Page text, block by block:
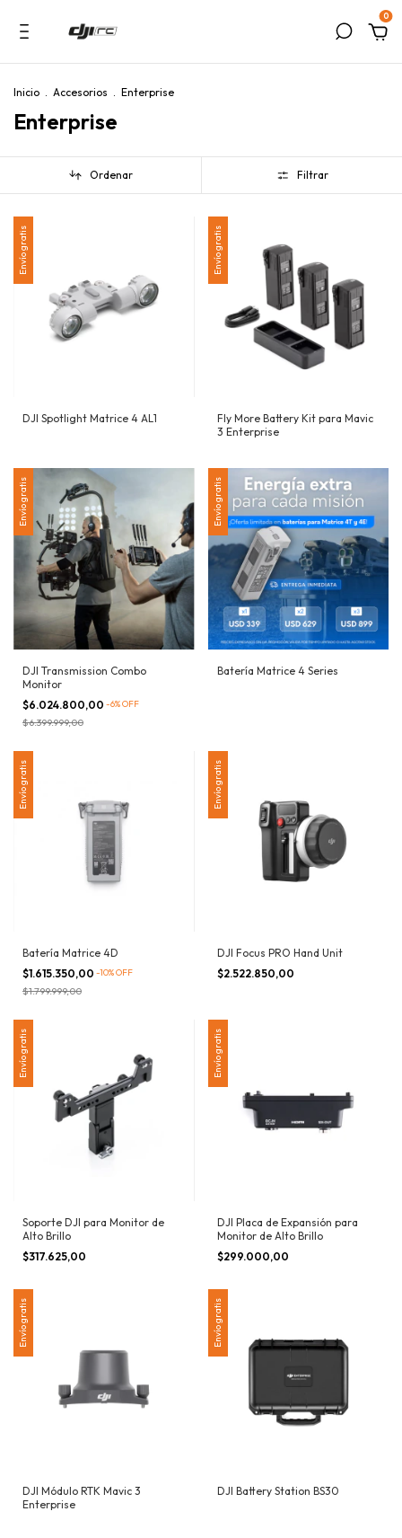
0
Inicio . Accesorios . Enterprise
Enterprise
Ordenar Filtrar
Envío gratis
DJI Spotlight Matrice 4 AL1
Envío gratis
Fly More Battery Kit para Mavic
3 Enterprise
Envío gratis
DJI Transmission Combo
Monitor
$6.024.800,00 -6%OFF
$6.399.999,00
Envío gratis
Batería Matrice 4 Series
Envío gratis
Batería Matrice 4D
$1.615.350,00 -10%OFF
$1.799.999,00
Envío gratis
DJI Focus PRO Hand Unit
$2.522.850,00
Envío gratis
Soporte DJI para Monitor de
Alto Brillo
$317.625,00
Envío gratis
DJI Placa de Expansión para
Monitor de Alto Brillo
$299.000,00
Envío gratis
DJI Módulo RTK Mavic 3
Enterprise
Envío gratis
DJI Battery Station BS30